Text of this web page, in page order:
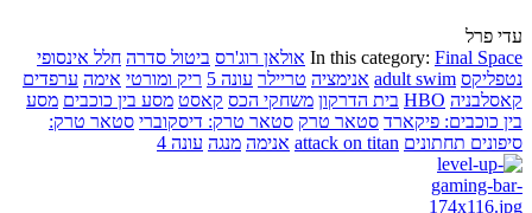
עדי פרל
In this category: Final Space אולאן רוג'רס ביטול סדרה חלל אינסופי
נטפליקס adult swim אנימציה טריילר עונה 5 ריק ומורטי אימה ערפדים
קאסלבניה HBO בית הדרקון משחקי הכס קאסט מסע בין כוכבים מסע
בין כוכבים: פיקארד סטאר טרק סטאר טרק: דיסקוברי סטאר טרק:
סיפונים תחתונים attack on titan אנימה מנגה עונה 4